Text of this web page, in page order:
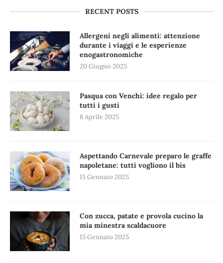
RECENT POSTS
Allergeni negli alimenti: attenzione
durante i viaggi e le esperienze
enogastronomiche
20 Giugno 2025
Pasqua con Venchi: idee regalo per
tutti i gusti
8 Aprile 2025
Aspettando Carnevale preparo le graffe
napoletane: tutti vogliono il bis
15 Gennaio 2025
Con zucca, patate e provola cucino la
mia minestra scaldacuore
15 Gennaio 2025